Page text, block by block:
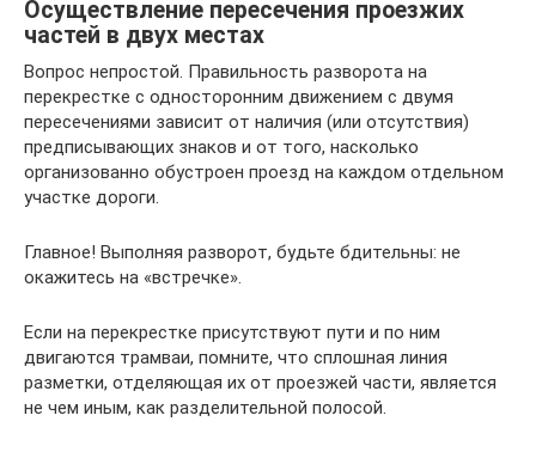
Осуществление пересечения проезжих
частей в двух местах
Вопрос непростой. Правильность разворота на
перекрестке с односторонним движением с двумя
пересечениями зависит от наличия (или отсутствия)
предписывающих знаков и от того, насколько
организованно обустроен проезд на каждом отдельном
участке дороги.
Главное! Выполняя разворот, будьте бдительны: не
окажитесь на «встречке».
Если на перекрестке присутствуют пути и по ним
двигаются трамваи, помните, что сплошная линия
разметки, отделяющая их от проезжей части, является
не чем иным, как разделительной полосой.